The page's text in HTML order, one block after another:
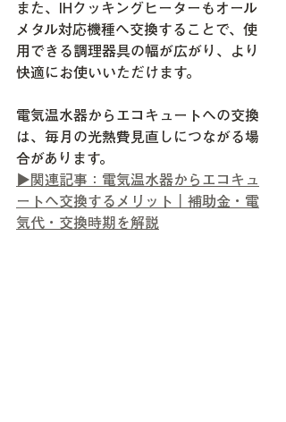
また、IHクッキングヒーターもオール
メタル対応機種へ交換することで、使
用できる調理器具の幅が広がり、より
快適にお使いいただけます。
電気温水器からエコキュートへの交換
は、毎月の光熱費見直しにつながる場
合があります。
▶関連記事：電気温水器からエコキュ
ートへ交換するメリット｜補助金・電
気代・交換時期を解説